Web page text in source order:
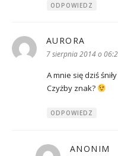
ODPOWIEDZ
AURORA
7 sierpnia 2014 o
A mnie się dziś
Czyżby znak?
ODPOWIEDZ
ANONIM